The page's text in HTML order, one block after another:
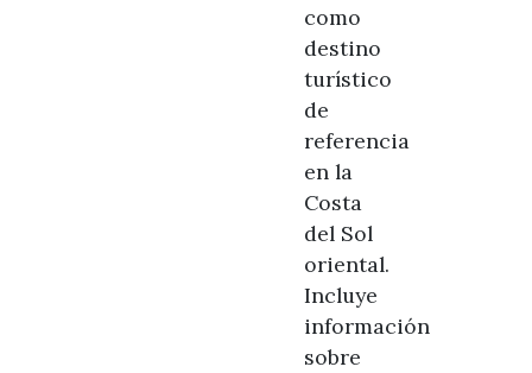
como
destino
turístico
de
referencia
en la
Costa
del Sol
oriental.
Incluye
información
sobre